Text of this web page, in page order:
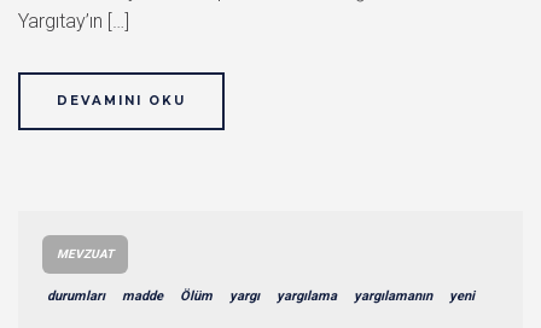
Yargıtay’ın […]
DEVAMINI OKU
MEVZUAT
durumları madde Ölüm yargı yargılama yargılamanın yeni